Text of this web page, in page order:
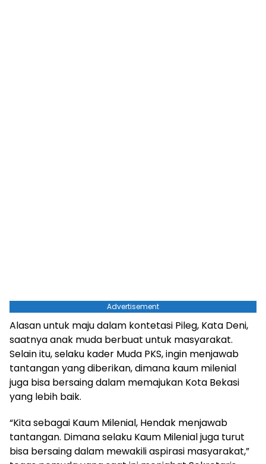
Advertisement
Alasan untuk maju dalam kontetasi Pileg, Kata Deni,
saatnya anak muda berbuat untuk masyarakat.
Selain itu, selaku kader Muda PKS, ingin menjawab
tantangan yang diberikan, dimana kaum milenial
juga bisa bersaing dalam memajukan Kota Bekasi
yang lebih baik.
“Kita sebagai Kaum Milenial, Hendak menjawab
tantangan. Dimana selaku Kaum Milenial juga turut
bisa bersaing dalam mewakili aspirasi masyarakat,”